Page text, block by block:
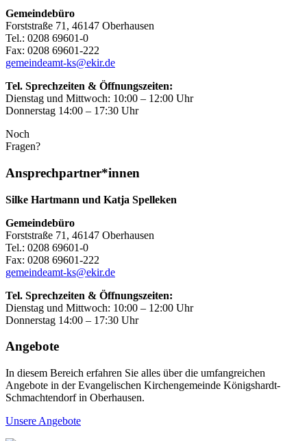
Gemeindebüro
Forststraße 71, 46147 Oberhausen
Tel.: 0208 69601-0
Fax: 0208 69601-222
gemeindeamt-ks@ekir.de
Tel. Sprechzeiten & Öffnungszeiten:
Dienstag und Mittwoch: 10:00 – 12:00 Uhr
Donnerstag 14:00 – 17:30 Uhr
Noch
Fragen?
Ansprechpartner*innen
Silke Hartmann und Katja Spelleken
Gemeindebüro
Forststraße 71, 46147 Oberhausen
Tel.: 0208 69601-0
Fax: 0208 69601-222
gemeindeamt-ks@ekir.de
Tel. Sprechzeiten & Öffnungszeiten:
Dienstag und Mittwoch: 10:00 – 12:00 Uhr
Donnerstag 14:00 – 17:30 Uhr
Angebote
In diesem Bereich erfahren Sie alles über die umfangreichen
Angebote in der Evangelischen Kirchengemeinde Königshardt-
Schmachtendorf in Oberhausen.
Unsere Angebote